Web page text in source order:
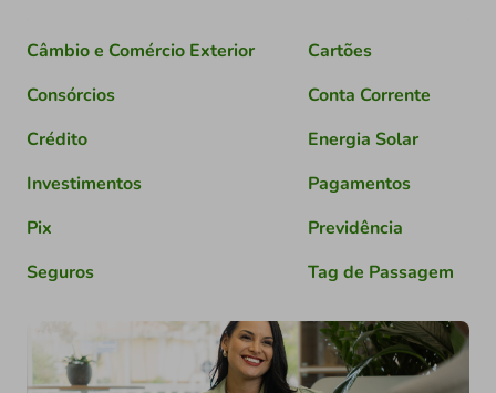
Câmbio e Comércio Exterior
Cartões
Consórcios
Conta Corrente
Crédito
Energia Solar
Investimentos
Pagamentos
Pix
Previdência
Seguros
Tag de Passagem